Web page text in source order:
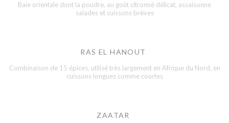
Baie orientale dont la poudre, au goût citronné délicat, assaisonne
salades et cuissons brèves
RAS EL HANOUT
Combinaison de 15 épices, utilisé très largement en Afrique du Nord, en
cuissons longues comme courtes
ZAATAR